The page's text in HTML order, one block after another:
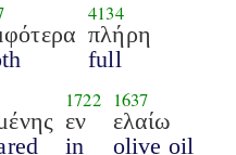
4134
πλήρη
full
1722
εν
in
1637
ελαίω
olive oil